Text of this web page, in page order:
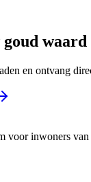
waard
en ontvang
inwoners van